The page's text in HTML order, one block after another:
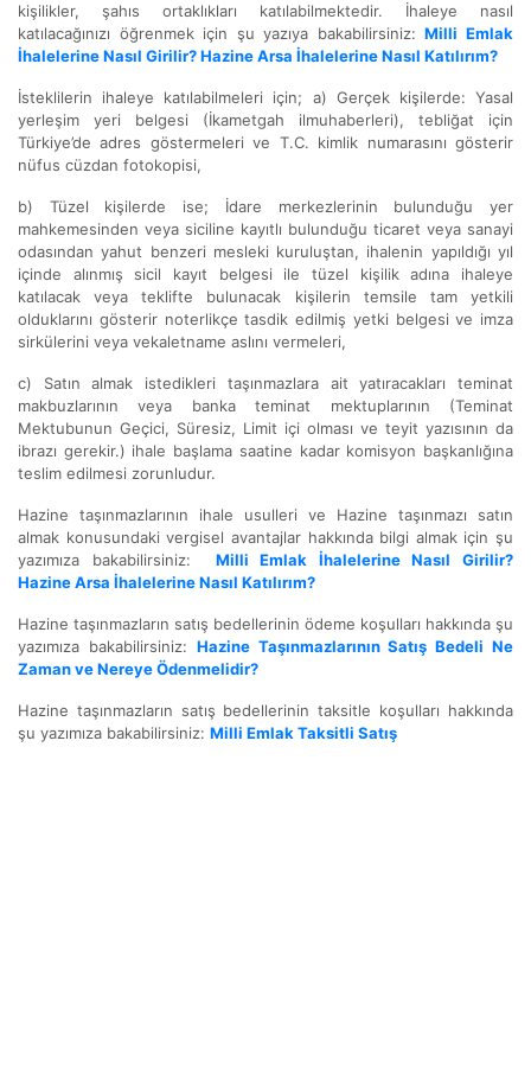
kişilikler, şahıs ortaklıkları katılabilmektedir. İhaleye nasıl
katılacağınızı öğrenmek için şu yazıya bakabilirsiniz:Milli Emlak
İhalelerine Nasıl Girilir? Hazine Arsa İhalelerine Nasıl Katılırım?
İsteklilerin ihaleye katılabilmeleri için; a) Gerçek kişilerde: Yasal
yerleşim yeri belgesi (İkametgah ilmuhaberleri), tebliğat için
Türkiye’de adres göstermeleri ve T.C. kimlik numarasını gösterir
nüfus cüzdan fotokopisi,
b) Tüzel kişilerde ise; İdare merkezlerinin bulunduğu yer
mahkemesinden veya siciline kayıtlı bulunduğu ticaret veya sanayi
odasından yahut benzeri mesleki kuruluştan, ihalenin yapıldığı yıl
içinde alınmış sicil kayıt belgesi ile tüzel kişilik adına ihaleye
katılacak veya teklifte bulunacak kişilerin temsile tam yetkili
olduklarını gösterir noterlikçe tasdik edilmiş yetki belgesi ve imza
sirkülerini veya vekaletname aslını vermeleri,
c) Satın almak istedikleri taşınmazlara ait yatıracakları teminat
makbuzlarının veya banka teminat mektuplarının (Teminat
Mektubunun Geçici, Süresiz, Limit içi olması ve teyit yazısının da
ibrazı gerekir.) ihale başlama saatine kadar komisyon başkanlığına
teslim edilmesi zorunludur.
Hazine taşınmazlarının ihale usulleri ve Hazine taşınmazı satın
almak konusundaki vergisel avantajlar hakkında bilgi almak için şu
yazımıza bakabilirsiniz: Milli Emlak İhalelerine Nasıl Girilir?
Hazine Arsa İhalelerine Nasıl Katılırım?
Hazine taşınmazların satış bedellerinin ödeme koşulları hakkında şu
yazımıza bakabilirsiniz: Hazine Taşınmazlarının Satış Bedeli Ne
Zaman ve Nereye Ödenmelidir?
Hazine taşınmazların satış bedellerinin taksitle koşulları hakkında
şu yazımıza bakabilirsiniz: Milli Emlak Taksitli Satış